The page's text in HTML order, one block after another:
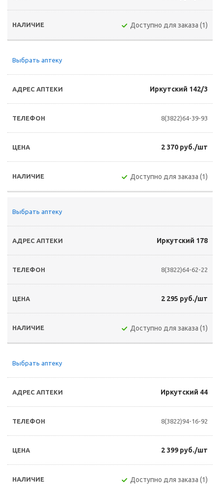
Доступно для заказа (1)
Выбрать аптеку
Иркутский 142/3
8(3822)64-39-93
2 370 руб./шт
Доступно для заказа (1)
Выбрать аптеку
Иркутский 178
8(3822)64-62-22
2 295 руб./шт
Доступно для заказа (1)
Выбрать аптеку
Иркутский 44
8(3822)94-16-92
2 399 руб./шт
Доступно для заказа (1)